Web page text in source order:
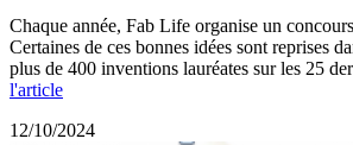
Chaque année, Fab Life organise un
Certaines de ces bonnes idées sont reprises
plus de 400 inventions lauréates sur les 25
l'article
12/10/2024